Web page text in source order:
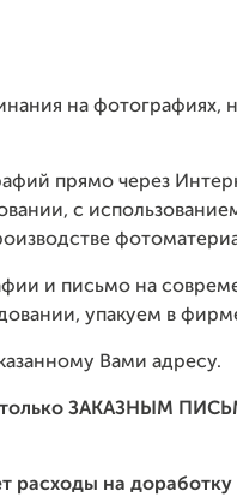
на фотографиях,
прямо через
с
и письмо на
упакуем в
Вами адресу.
только ЗАКАЗНЫМ
расходы на доработку